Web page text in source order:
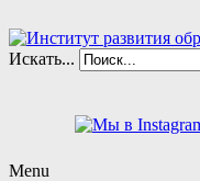
Искать...
Menu